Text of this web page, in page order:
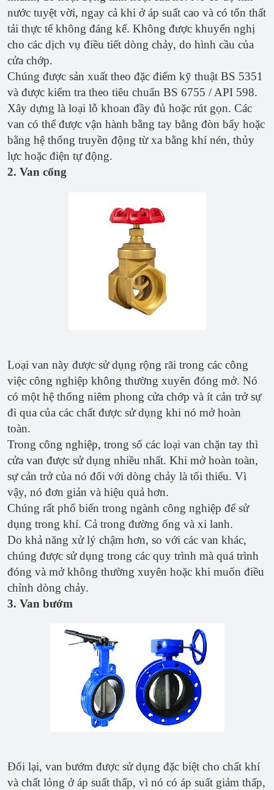
nước tuyệt vời, ngay cả khi ở áp suất cao và có tổn thất
tải thực tế không đáng kể. Không được khuyến nghị
cho các dịch vụ điều tiết dòng chảy, do hình cầu của
cửa chớp.
Chúng được sản xuất theo đặc điểm kỹ thuật BS 5351
và được kiểm tra theo tiêu chuẩn BS 6755 / API 598.
Xây dựng là loại lỗ khoan đầy đủ hoặc rút gọn. Các
van có thể được vận hành bằng tay bằng đòn bẩy hoặc
bằng hệ thống truyền động từ xa bằng khí nén, thủy
lực hoặc điện tự động.
2. Van cổng
Loại van này được sử dụng rộng rãi trong các công
việc công nghiệp không thường xuyên đóng mở. Nó
có một hệ thống niêm phong cửa chớp và ít cản trở sự
đi qua của các chất được sử dụng khi nó mở hoàn
toàn.
Trong công nghiệp, trong số các loại van chặn tay thì
cửa van được sử dụng nhiều nhất. Khi mở hoàn toàn,
sự cản trở của nó đối với dòng chảy là tối thiểu. Vì
vậy, nó đơn giản và hiệu quả hơn.
Chúng rất phổ biến trong ngành công nghiệp để sử
dụng trong khí. Cả trong đường ống và xi lanh.
Do khả năng xử lý chậm hơn, so với các van khác,
chúng được sử dụng trong các quy trình mà quá trình
đóng và mở không thường xuyên hoặc khi muốn điều
chỉnh dòng chảy.
3. Van bướm
Đổi lại, van bướm được sử dụng đặc biệt cho chất khí
và chất lỏng ở áp suất thấp, vì nó có áp suất giảm thấp,